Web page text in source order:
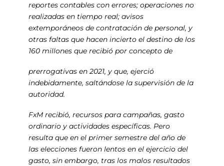
reportes contables con errores; operaciones no
realizadas en tiempo real; avisos
extemporáneos de contratación de personal, y
otras faltas que hacen incierto el destino de los
160 millones que recibió por concepto de
prerrogativas en 2021, y que, ejerció
indebidamente, saltándose la supervisión de la
autoridad.
FxM recibió, recursos para campañas, gasto
ordinario y actividades específicas. Pero
resulta que en el primer semestre del año de
las elecciones fueron lentos en el ejercicio del
gasto, sin embargo, tras los malos resultados